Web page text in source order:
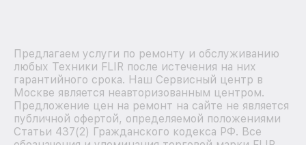
Предлагаем услуги по ремонту и обслуживанию
любых Техники FLIR после истечения на них
гарантийного срока. Наш Сервисный центр в
Москве является неавторизованным центром.
Предложение цен на ремонт на сайте не является
публичной офертой, определяемой положениями
Статьи 437(2) Гражданского кодекса РФ. Все